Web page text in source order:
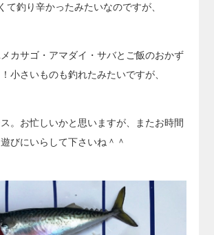
て釣り辛かったみたいなのですが、
カサゴ・アマダイ・サバとご飯のおかず
小さいものも釣れたみたいですが、
。お忙しいかと思いますが、またお時間
びにいらして下さいね＾＾